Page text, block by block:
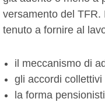
versamento del
tenuto a fornire al
il meccanismo di
gli accordi collettivi
la forma